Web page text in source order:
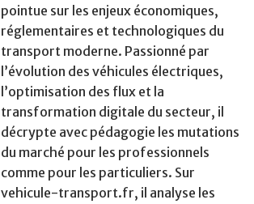
pointue sur les enjeux économiques,
réglementaires et technologiques du
transport moderne. Passionné par
l’évolution des véhicules électriques,
l’optimisation des flux et la
transformation digitale du secteur, il
décrypte avec pédagogie les mutations
du marché pour les professionnels
comme pour les particuliers. Sur
vehicule-transport.fr, il analyse les